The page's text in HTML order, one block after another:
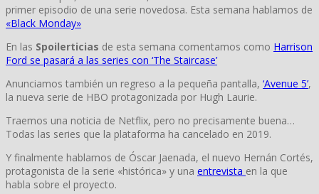
primer episodio de una serie novedosa. Esta semana hablamos de
«Black Monday»
En las Spoilerticias de esta semana comentamos como Harrison
Ford se pasará a las series con ‘The Staircase’
Anunciamos también un regreso a la pequeña pantalla, ‘Avenue 5’,
la nueva serie de HBO protagonizada por Hugh Laurie.
Traemos una noticia de Netflix, pero no precisamente buena…
Todas las series que la plataforma ha cancelado en 2019.
Y finalmente hablamos de Óscar Jaenada, el nuevo Hernán Cortés,
protagonista de la serie «histórica» y una entrevista en la que
habla sobre el proyecto.